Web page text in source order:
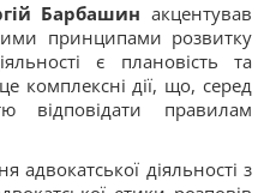
Барбашин акцентував
принципами розвитку
є плановість та
комплексні дії, що, серед
відповідати правилам
діяльності з